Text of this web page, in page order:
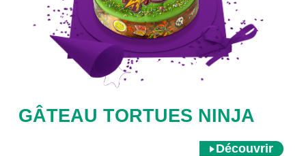
GÂTEAU TORTUES NINJA
Découvrir